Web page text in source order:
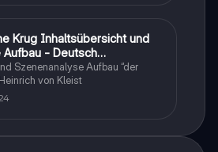
Krug Inhaltsübersicht und
- Deutsch
Szenenanalyse Aufbau “der
von Kleist